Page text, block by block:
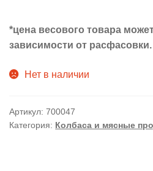
*цена весового товара
зависимости от расфасовки.
Нет в наличии
Артикул:700047
Категория: Колбаса и мясные